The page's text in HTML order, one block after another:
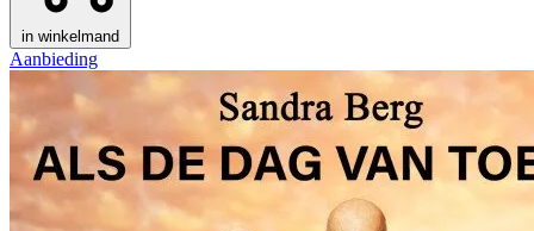
in winkelmand
Aanbieding